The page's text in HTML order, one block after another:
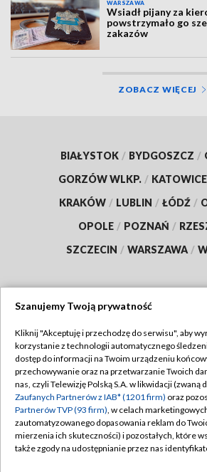
WARSZAWA
Wsiadł pijany za
powstrzymało go
zakazów
ZOBACZ WIĘCEJ
BIAŁYSTOK / BYDGOSZCZ /
GORZÓW WLKP. / KATOWICE
KRAKÓW / LUBLIN / ŁÓDŹ /
OPOLE / POZNAŃ /
SZCZECIN / WARSZAWA /
TVP
Abonament TVP
Emisja w TVP
Centrum informacji TVP
Naziemna Telewizja Cyfrowa
Regulamin TVP
Polityka
Moje zgody
Pomoc
Szanujemy Twoją prywatność
Kliknij "Akceptuję i przechodzę do serwisu", aby
korzystanie z technologii automatycznego
dostęp do informacji na Twoim urządzeniu
przechowywanie oraz na przetwarzanie Twoich
nas, czyli Telewizję Polską S.A. w likwidacji (zwaną
Zaufanych Partnerów z IAB* (1201 firm) oraz
Partnerów TVP (93 firm), w celach
zautomatyzowanego dopasowania reklam do
mierzenia ich skuteczności) i pozostałych, które
także zgody na udostępnianie przez nas